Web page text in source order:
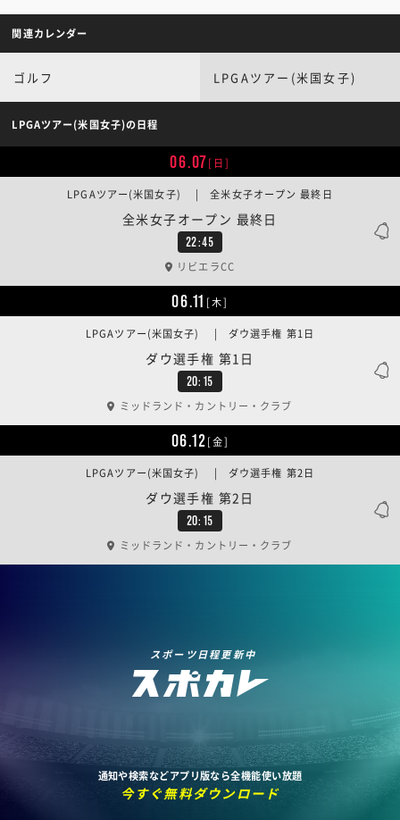
関連カレンダー
ゴルフ LPGAツアー(米国女子)
LPGAツアー(米国女子)の日程
06.07[日]
22:45
全米女子オープン 最終日
LPGAツアー(米国女子) | 全米女子オープン 最終日
リビエラCC
06.11 [木]
20:15
ダウ選手権 第1日
LPGAツアー(米国女子) | ダウ選手権 第1日
ミッドランド・カントリー・クラブ
06.12[金]
20:15
ダウ選手権 第2日
LPGAツアー(米国女子) | ダウ選手権 第2日
ミッドランド・カントリー・クラブ
スポーツ日程更新中
通知や検索などアプリ版なら全機能使い放題
今すぐ無料ダウンロード